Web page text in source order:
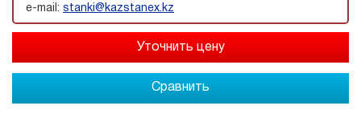
e-mail: stanki@kazstanex.kz
Сравнить